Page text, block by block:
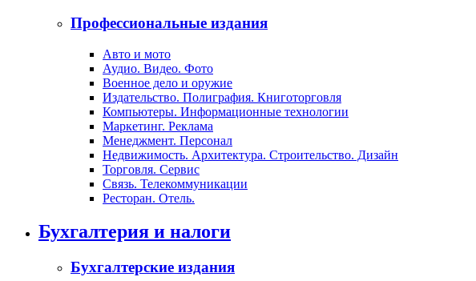
Профессиональные издания
Авто и мото
Аудио. Видео. Фото
Военное дело и оружие
Издательство. Полиграфия. Книготорговля
Компьютеры. Информационные технологии
Маркетинг. Реклама
Менеджмент. Персонал
Недвижимость. Архитектура. Строительство. Дизайн
Торговля. Сервис
Связь. Телекоммуникации
Ресторан. Отель.
Бухгалтерия и налоги
Бухгалтерские издания